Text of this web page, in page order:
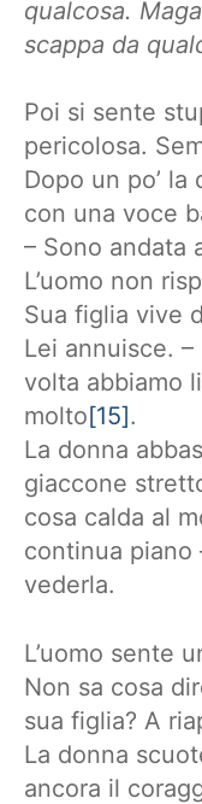
qualcosa.
scappa da
Poi si sente
pericolosa.
Dopo un po’
con una voce
– Sono andata
L’uomo non
Sua figlia vive
Lei annuisce.
volta abbiamo
molto[15].
La donna
giaccone
cosa calda al
continua piano
vederla.
L’uomo sente
Non sa cosa
sua figlia? A
La donna
ancora il